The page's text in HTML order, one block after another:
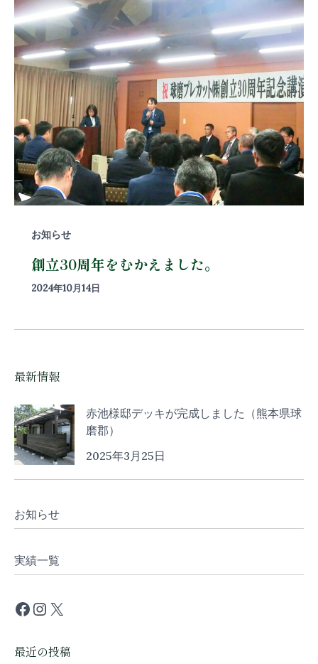
お知らせ
創立30周年をむかえました。
2024年10月14日
最新情報
赤池様邸デッキが完成しました（熊本県球
磨郡）
2025年3月25日
お知らせ
実績一覧
最近の投稿